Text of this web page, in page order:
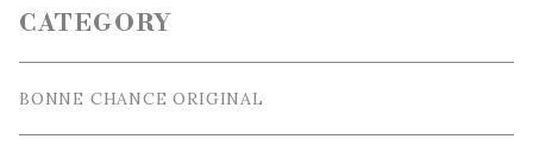
CATEGORY
BONNE CHANCE ORIGINAL